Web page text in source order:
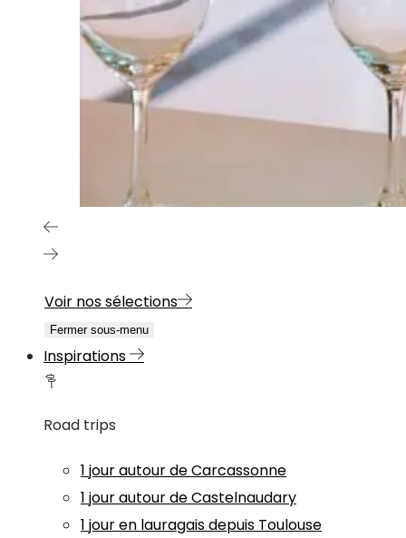
Voir nos sélections
Fermer sous-menu
Inspirations
Road trips
1 jour autour de Carcassonne
1 jour autour de Castelnaudary
1 jour en lauragais depuis Toulouse